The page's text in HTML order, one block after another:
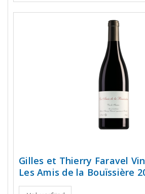
Gilles et Thierry Faravel
Les Amis de la Bouïssière